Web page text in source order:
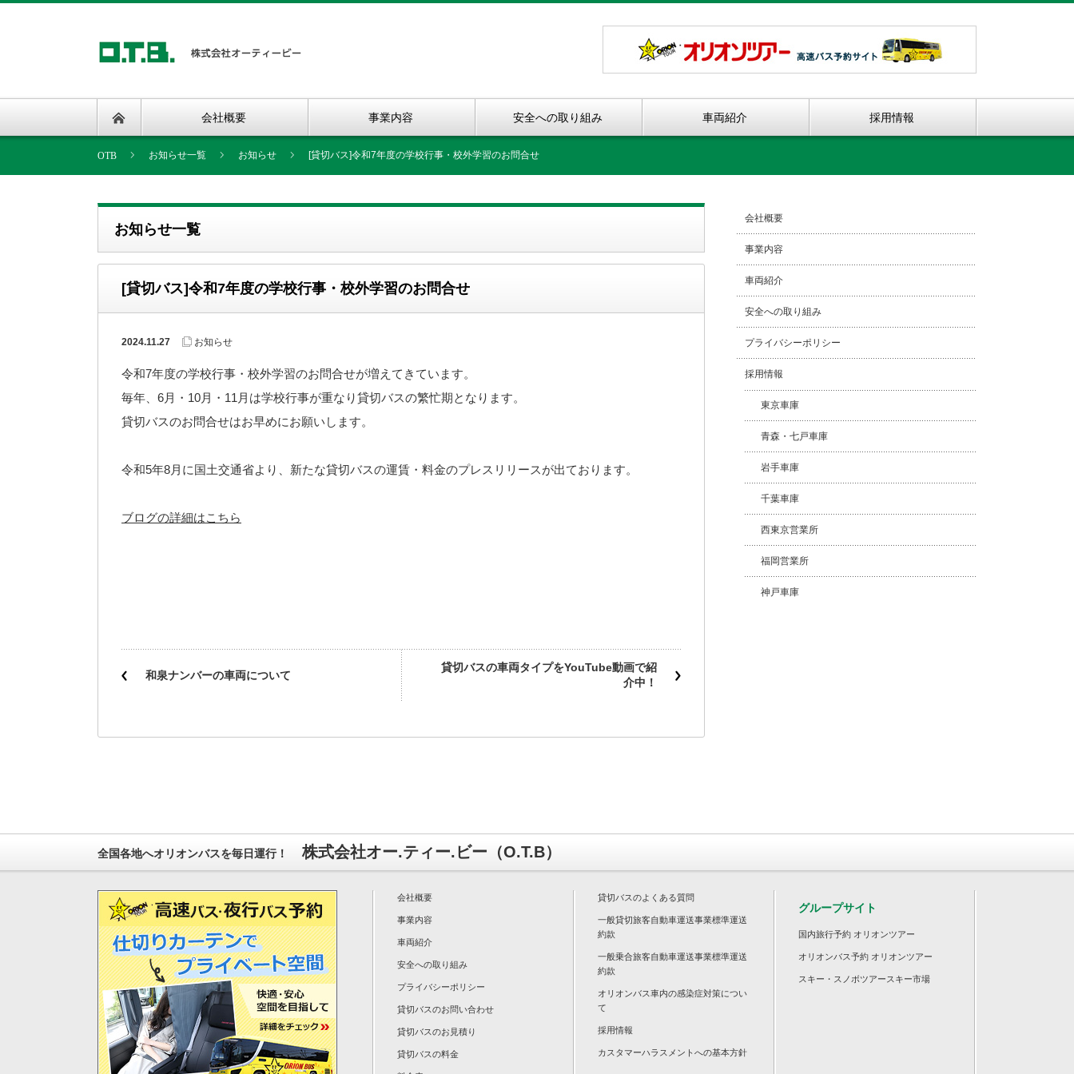
会社概要 事業内容 安全への取り組み 車両紹介 採用情報
お知らせ一覧 お知らせ [貸切バス]令和7年度の学校行事・校外学習のお問合せ
お知らせ一覧
[貸切バス]令和7年度の学校行事・校外学習のお問合せ
2024.11.27 お知らせ
令和7年度の学校行事・校外学習のお問合せが増えてきています。
毎年、6月・10月・11月は学校行事が重なり貸切バスの繁忙期となります。
貸切バスのお問合せはお早めにお願いします。
令和5年8月に国土交通省より、新たな貸切バスの運賃・料金のプレスリリースが出ております。
ブログの詳細はこちら
和泉ナンバーの車両について
貸切バスの車両タイプをYouTube動画で紹
介中！
会社概要
事業内容
車両紹介
安全への取り組み
プライバシーポリシー
採用情報
東京車庫
青森・七戸車庫
岩手車庫
千葉車庫
西東京営業所
福岡営業所
神戸車庫
全国各地へオリオンバスを毎日運行！ 株式会社オー.ティー.ビー（O.T.B）
会社概要
事業内容
車両紹介
安全への取り組み
プライバシーポリシー
貸切バスのお問い合わせ
貸切バスのお見積り
貸切バスの料金
貸切バスのよくある質問
一般貸切旅客自動車運送事業標準運送
約款
一般乗合旅客自動車運送事業標準運送
約款
オリオンバス車内の感染症対策につい
て
採用情報
カスタマーハラスメントへの基本方針
グループサイト
国内旅行予約 オリオンツアー
オリオンバス予約 オリオンツアー
スキー・スノボツアースキー市場